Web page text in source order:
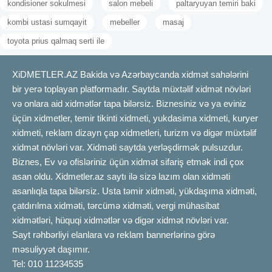
kondisioner sokulmesi salon mebeli paltaryuyan temiri baki
kombi ustasi sumqayit mebeller masaj
toyota prius qalmaq serti ile
XiDMETLER.AZ Bakida və Azərbaycanda xidmət sahələrini
bir yerə toplayan platformadır. Saytda müxtəlif xidmət növləri
və onlara aid xidmətlər tapa bilərsiz. Biznesiniz və ya eviniz
üçün xidmetler, temir tikinti xidmeti, yukdasima xidmeti, kuryer
xidmeti, reklam dizayn çap xidmetleri, turizm və digər müxtəlif
xidmət növləri var. Xidməti saytda yerləşdirmək pulsuzdur.
Biznes, Ev və ofisləriniz üçün xidmət sifariş etmək indi çox
asan oldu. Xidmetler.az saytı ilə sizə lazım olan xidməti
asanlıqla tapa bilərsiz. Usta təmir xidməti, yükdaşıma xidməti,
çatdırılma xidməti, tərcümə xidməti, vergi mühasibat
xidmətləri, hüquqi xidmətlər və digər xidmət növləri var.
Sayt rəhbərliyi elanlara və reklam bannerlərinə görə
məsuliyyət daşımır.
Tel: 010 11234535